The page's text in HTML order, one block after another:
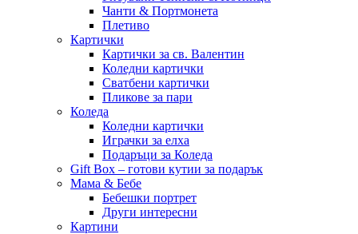
Чанти & Портмонета
Плетиво
Картички
Картички за св. Валентин
Коледни картички
Сватбени картички
Пликове за пари
Коледа
Коледни картички
Играчки за елха
Подаръци за Коледа
Gift Box – готови кутии за подарък
Мама & Бебе
Бебешки портрет
Други интересни
Картини